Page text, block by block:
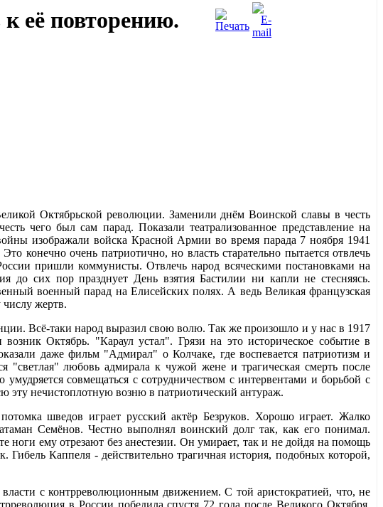
её повторению.
Октябрьской революции. Заменили днём Воинской славы в честь
чего был сам парад. Показали театрализованное представление на
изображали войска Красной Армии во время парада 7 ноября 1941
конечно очень патриотично, но власть старательно пытается отвлечь
пришли коммунисты. Отвлечь народ всяческими постановками на
до сих пор празднует День взятия Бастилии ни капли не стесняясь.
военный парад на Елисейских полях. А ведь Великая французская
жертв.
Всё-таки народ выразил свою волю. Так же произошло и у нас в 1917
Октябрь. "Караул устал". Грязи на это историческое событие в
даже фильм "Адмирал" о Колчаке, где воспевается патриотизм и
"светлая" любовь адмирала к чужой жене и трагическая смерть после
совмещаться с сотрудничеством с интервентами и борьбой с
эту нечистоплотную возню в патриотический антураж.
шведов играет русский актёр Безруков. Хорошо играет. Жалко
Семёнов. Честно выполнял воинский долг так, как его понимал.
ему отрезают без анестезии. Он умирает, так и не дойдя на помощь
Каппеля - действительно трагичная история, подобных которой,
с контрреволюционным движением. С той аристократией, что, не
в России победила спустя 72 года после Великого Октября.